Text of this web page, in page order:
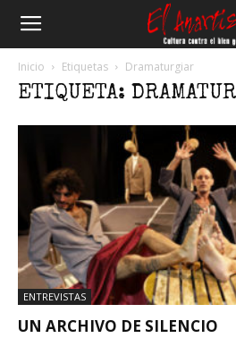
Inicio Etiquetas Dramaturgiar
ETIQUETA:
ENTREVISTAS
UN ARCHIVO DE SILENCIO